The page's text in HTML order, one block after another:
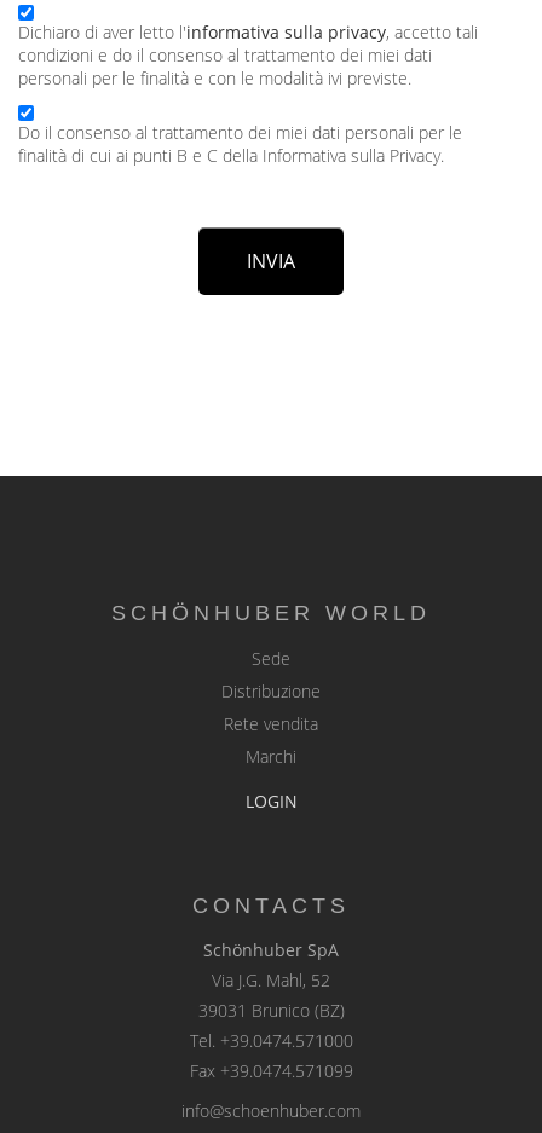
Dichiaro di aver letto l'informativa sulla privacy, accetto tali
condizioni e do il consenso al trattamento dei miei dati
personali per le finalità e con le modalità ivi previste.
Do il consenso al trattamento dei miei dati personali per le
finalità di cui ai punti B e C della Informativa sulla Privacy.
SCHÖNHUBER WORLD
Sede
Distribuzione
Rete vendita
Marchi
LOGIN
CONTACTS
Schönhuber SpA
Via J.G. Mahl, 52
39031 Brunico (BZ)
Tel. +39.0474.571000
Fax +39.0474.571099
info@schoenhuber.com